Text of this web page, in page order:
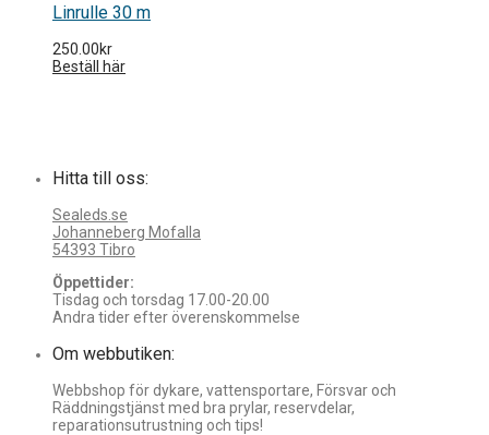
Linrulle 30 m
250.00kr
Beställ här
Hitta till oss:
Sealeds.se
Johanneberg Mofalla
54393 Tibro
Öppettider:
Tisdag och torsdag 17.00-20.00
Andra tider efter överenskommelse
Om webbutiken:
Webbshop för dykare, vattensportare, Försvar och
Räddningstjänst med bra prylar, reservdelar,
reparationsutrustning och tips!